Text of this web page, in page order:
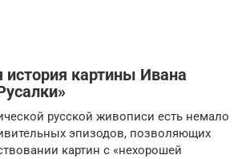
история картины Ивана
русской живописи есть немало
эпизодов, позволяющих
картин с «нехорошей